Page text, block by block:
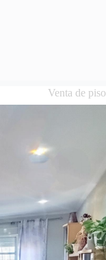
Venta de